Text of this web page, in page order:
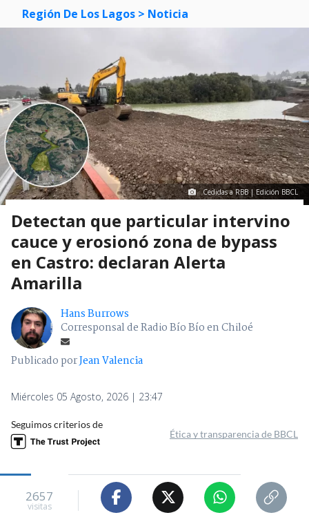
Región De Los Lagos > Noticia
Cedidas a RBB | Edición BBCL
Detectan que particular intervino
cauce y erosionó zona de bypass
en Castro: declaran Alerta
Amarilla
Hans Burrows
Corresponsal de Radio Bío Bío en Chiloé
Publicado porJean Valencia
Miércoles 05 Agosto, 2026 | 23:47
Seguimos criterios de
Ética y transparencia de BBCL
2657
visitas